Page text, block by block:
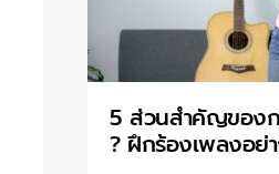
5 ส่วนสำคัญของก
? ฝึกร้องเพลงอย่า